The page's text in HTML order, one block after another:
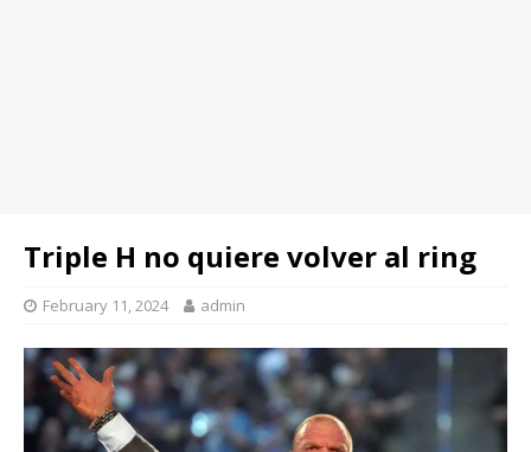
Triple H no quiere volver al ring
February 11, 2024 admin